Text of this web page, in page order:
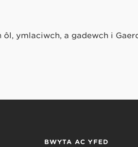
ymlaciwch, a gadewch i
BWYTA AC YFED